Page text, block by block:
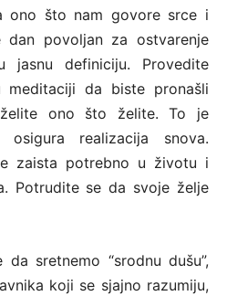
ono što nam govore srce i
povoljan za ostvarenje
jasnu definiciju. Provedite
meditaciji da biste pronašli
ono što želite. To je
realizacija snova.
zaista potrebno u životu i
Potrudite se da svoje želje
sretnemo “srodnu dušu”,
koji se sjajno razumiju,